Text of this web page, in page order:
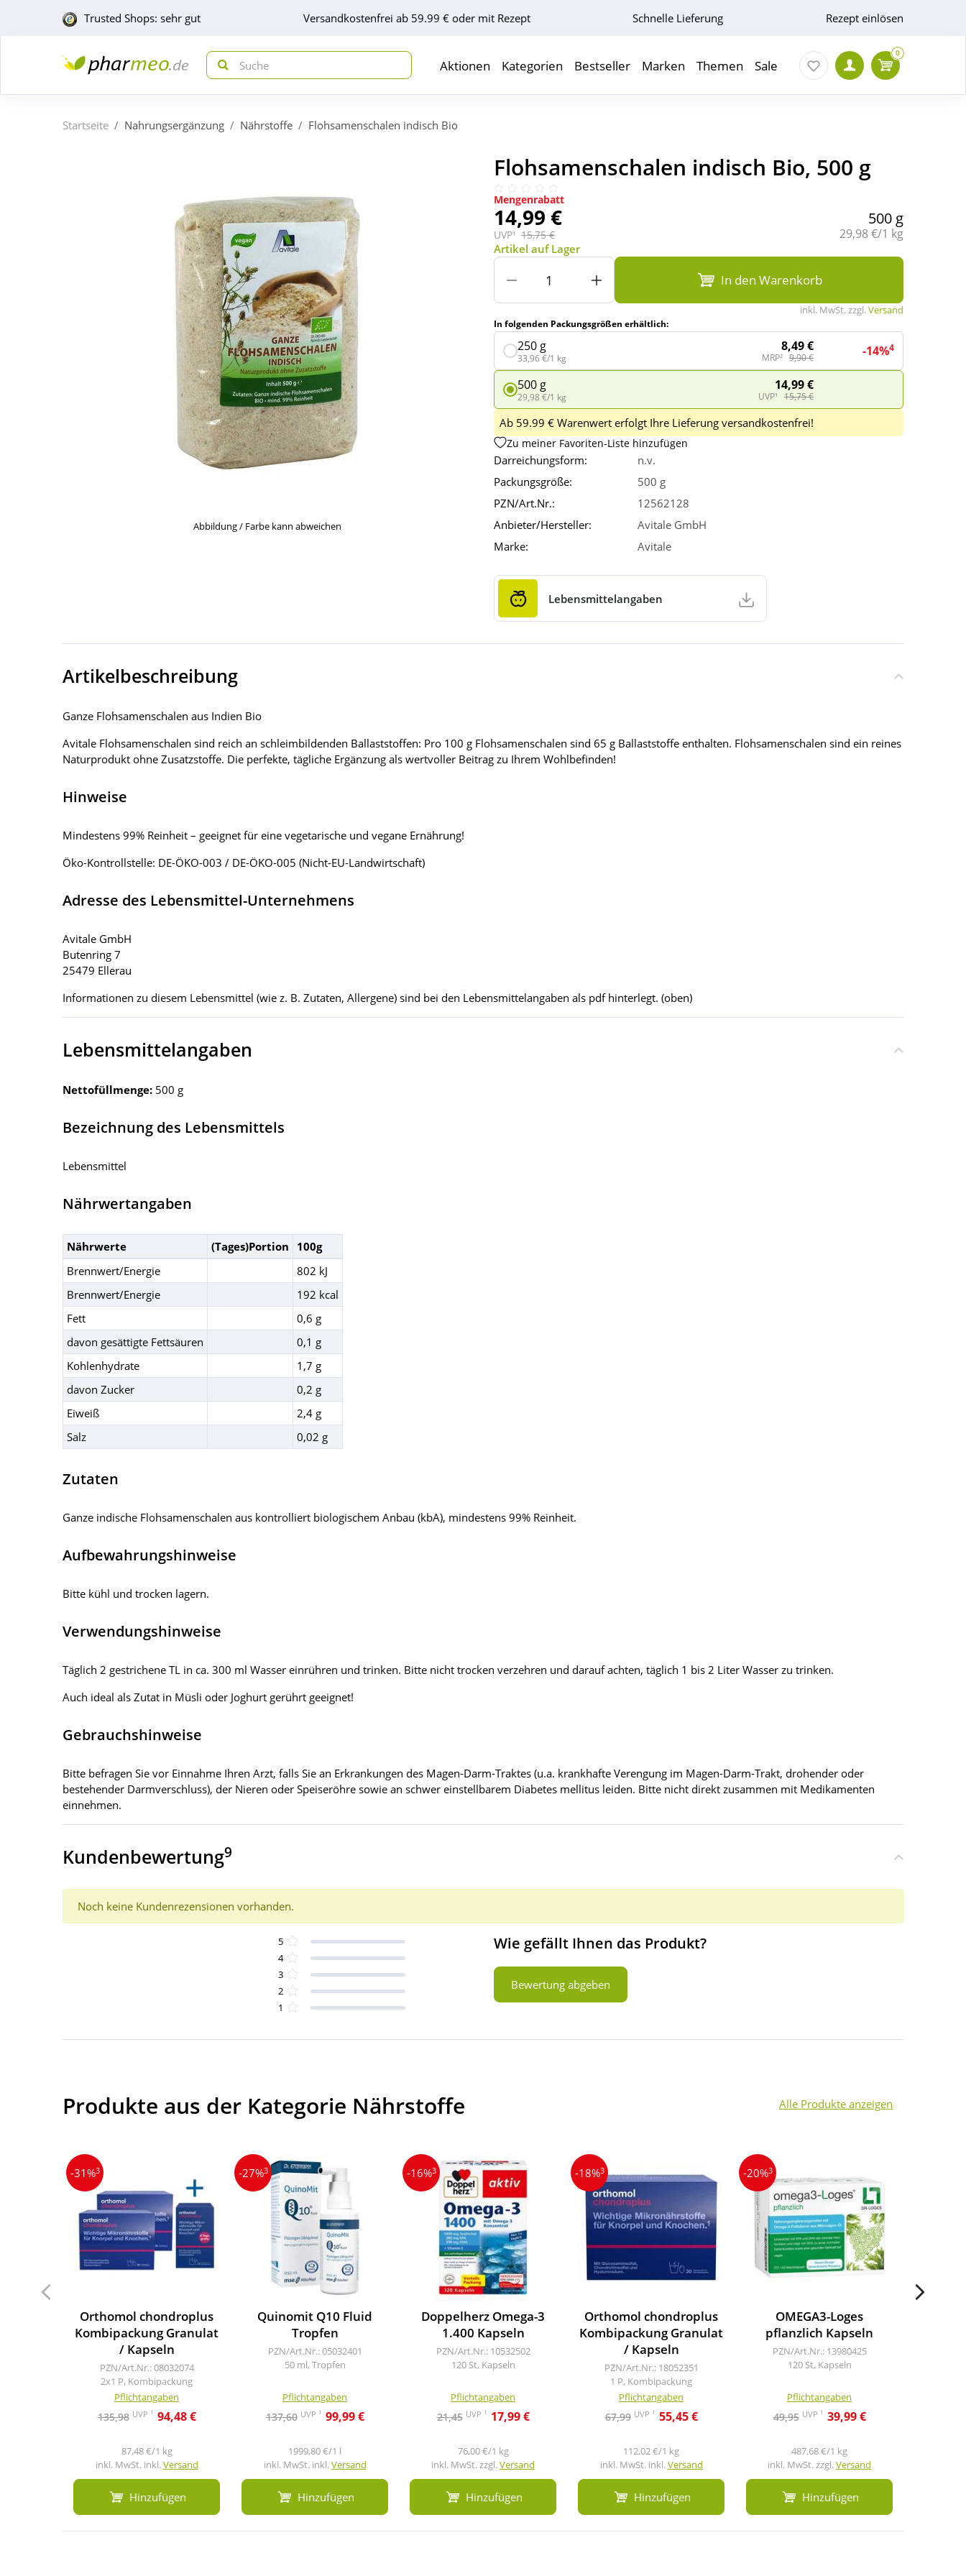
Trusted Shops: sehr gut Versandkostenfrei ab 59.99 € oder mit Rezept Schnelle Lieferung Rezept einlösen
Aktionen Kategorien Bestseller Marken Themen Sale
0
Startseite Nahrungsergänzung Nährstoffe Flohsamenschalen indisch Bio
Abbildung / Farbe kann abweichen
Flohsamenschalen indisch Bio, 500 g
Mengenrabatt
14,99 €
UVP¹ 15,75 €
500 g
Grundpreis:
29,98 €/1 kg
Artikel auf Lager
In den Warenkorb
inkl. MwSt. zzgl.Versand
In folgenden Packungsgrößen erhältlich:
250 g
33,96 €/1 kg
8,49 €
MRP² 9,90 € -14%4
500 g
29,98 €/1 kg
14,99 €
UVP¹ 15,75 €
Ab 59.99 € Warenwert erfolgt Ihre Lieferung versandkostenfrei!
Zu meiner Favoriten-Liste hinzufügen
Darreichungsform:
n.v.
Packungsgröße:
500 g
PZN/Art.Nr.:
12562128
Anbieter/Hersteller:
Avitale GmbH
Marke:
Avitale
Lebensmittelangaben
Artikelbeschreibung
Ganze Flohsamenschalen aus Indien Bio
Avitale Flohsamenschalen sind reich an schleimbildenden Ballaststoffen: Pro 100 g Flohsamenschalen sind 65 g Ballaststoffe enthalten. Flohsamenschalen sind ein reines
Naturprodukt ohne Zusatzstoffe. Die perfekte, tägliche Ergänzung als wertvoller Beitrag zu Ihrem Wohlbefinden!
Hinweise
Mindestens 99% Reinheit – geeignet für eine vegetarische und vegane Ernährung!
Öko-Kontrollstelle: DE-ÖKO-003 / DE-ÖKO-005 (Nicht-EU-Landwirtschaft)
Adresse des Lebensmittel-Unternehmens
Avitale GmbH
Butenring 7
25479 Ellerau
Informationen zu diesem Lebensmittel (wie z. B. Zutaten, Allergene) sind bei den Lebensmittelangaben als pdf hinterlegt. (oben)
Lebensmittelangaben
Nettofüllmenge: 500 g
Bezeichnung des Lebensmittels
Lebensmittel
Nährwertangaben
Nährwerte (Tages)Portion
100g
Brennwert/Energie
802 kJ
Brennwert/Energie
192 kcal
Fett
0,6 g
davon gesättigte Fettsäuren
0,1 g
Kohlenhydrate
1,7 g
davon Zucker
0,2 g
Eiweiß
2,4 g
Salz
0,02 g
Zutaten
Ganze indische Flohsamenschalen aus kontrolliert biologischem Anbau (kbA), mindestens 99% Reinheit.
Aufbewahrungshinweise
Bitte kühl und trocken lagern.
Verwendungshinweise
Täglich 2 gestrichene TL in ca. 300 ml Wasser einrühren und trinken. Bitte nicht trocken verzehren und darauf achten, täglich 1 bis 2 Liter Wasser zu trinken.
Auch ideal als Zutat in Müsli oder Joghurt gerührt geeignet!
Gebrauchshinweise
Bitte befragen Sie vor Einnahme Ihren Arzt, falls Sie an Erkrankungen des Magen-Darm-Traktes (u.a. krankhafte Verengung im Magen-Darm-Trakt, drohender oder
bestehender Darmverschluss), der Nieren oder Speiseröhre sowie an schwer einstellbarem Diabetes mellitus leiden. Bitte nicht direkt zusammen mit Medikamenten
einnehmen.
Kundenbewertung9
Noch keine Kundenrezensionen vorhanden.
5
4
3
2
1
Wie gefällt Ihnen das Produkt?
Bewertung abgeben
Produkte aus der Kategorie Nährstoffe Alle Produkte anzeigen
-31%3
Orthomol chondroplus
Kombipackung Granulat
/ Kapseln
PZN/Art.Nr.: 08032074
2x1 P, Kombipackung
Pflichtangaben
135,98 UVP 1 94,48 €
87,48 €/1 kg
inkl. MwSt. inkl.Versand
Hinzufügen
-27%3
Quinomit Q10 Fluid
Tropfen
PZN/Art.Nr.: 05032401
50 ml, Tropfen
Pflichtangaben
137,60 UVP 1 99,99 €
1999,80 €/1 l
inkl. MwSt. inkl.Versand
Hinzufügen
-16%3
Doppelherz Omega-3
1.400 Kapseln
PZN/Art.Nr.: 10532502
120 St, Kapseln
Pflichtangaben
21,45 UVP 1 17,99 €
76,00 €/1 kg
inkl. MwSt. zzgl.Versand
Hinzufügen
-18%3
Orthomol chondroplus
Kombipackung Granulat
/ Kapseln
PZN/Art.Nr.: 18052351
1 P, Kombipackung
Pflichtangaben
67,99 UVP 1 55,45 €
112,02 €/1 kg
inkl. MwSt. inkl.Versand
Hinzufügen
-20%3
OMEGA3-Loges
pflanzlich Kapseln
PZN/Art.Nr.: 13980425
120 St, Kapseln
Pflichtangaben
49,95 UVP 1 39,99 €
487,68 €/1 kg
inkl. MwSt. zzgl.Versand
Hinzufügen